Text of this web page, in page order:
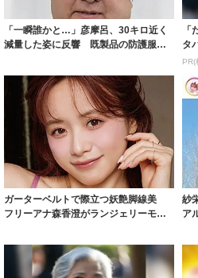
「一瞬誰かと…」彦摩呂、30キロ近く
減量した姿に反響 既製品の防護服が
タ
PR(
ガーターベルトで際立つ妖艶脚線美
フリーアナ森香澄がランジェリーモデ
紗
ア